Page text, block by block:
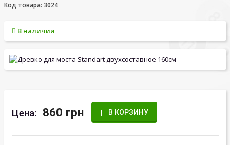
Код товара: 3024
В наличии
Цена: 860 грн В КОРЗИНУ